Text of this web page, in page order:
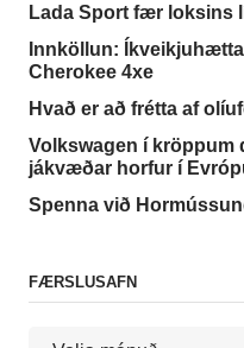
Lada Sport fær loksins
Innköllun:
Cherokee 4xe
Hvað er að frétta af
Volkswagen í kröppum
jákvæðar horfur í
Spenna við
FÆRSLUSAFN